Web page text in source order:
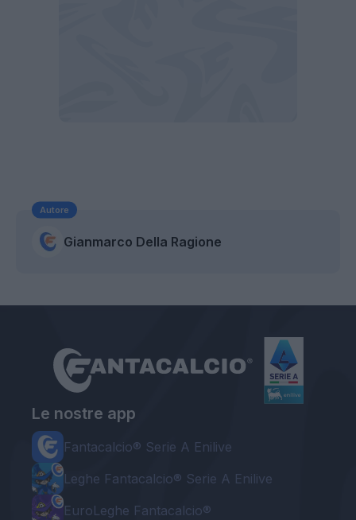
Autore
Gianmarco Della Ragione
Le nostre app
Fantacalcio® Serie A Enilive
Leghe Fantacalcio® Serie A Enilive
EuroLeghe Fantacalcio®